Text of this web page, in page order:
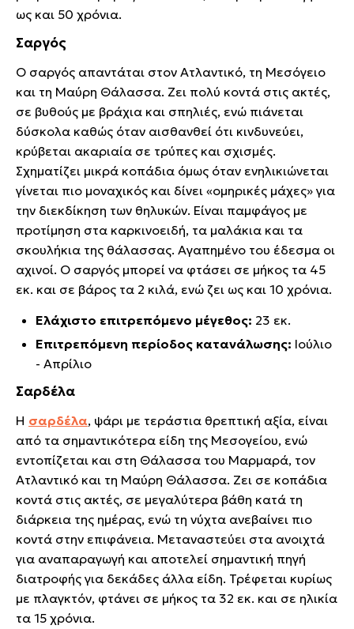
ως και 50 χρόνια.
Σαργός
Ο σαργός απαντάται στον Ατλαντικό, τη Μεσόγειο
και τη Μαύρη Θάλασσα. Ζει πολύ κοντά στις ακτές,
σε βυθούς με βράχια και σπηλιές, ενώ πιάνεται
δύσκολα καθώς όταν αισθανθεί ότι κινδυνεύει,
κρύβεται ακαριαία σε τρύπες και σχισμές.
Σχηματίζει μικρά κοπάδια όμως όταν ενηλικιώνεται
γίνεται πιο μοναχικός και δίνει «ομηρικές μάχες» για
την διεκδίκηση των θηλυκών. Είναι παμφάγος με
προτίμηση στα καρκινοειδή, τα μαλάκια και τα
σκουλήκια της θάλασσας. Αγαπημένο του έδεσμα οι
αχινοί. Ο σαργός μπορεί να φτάσει σε μήκος τα 45
εκ. και σε βάρος τα 2 κιλά, ενώ ζει ως και 10 χρόνια.
Ελάχιστο επιτρεπόμενο μέγεθος: 23 εκ.
Επιτρεπόμενη περίοδος κατανάλωσης: Ιούλιο
- Απρίλιο
Σαρδέλα
Η σαρδέλα, ψάρι με τεράστια θρεπτική αξία, είναι
από τα σημαντικότερα είδη της Μεσογείου, ενώ
εντοπίζεται και στη Θάλασσα του Μαρμαρά, τον
Ατλαντικό και τη Μαύρη Θάλασσα. Ζει σε κοπάδια
κοντά στις ακτές, σε μεγαλύτερα βάθη κατά τη
διάρκεια της ημέρας, ενώ τη νύχτα ανεβαίνει πιο
κοντά στην επιφάνεια. Μεταναστεύει στα ανοιχτά
για αναπαραγωγή και αποτελεί σημαντική πηγή
διατροφής για δεκάδες άλλα είδη. Τρέφεται κυρίως
με πλαγκτόν, φτάνει σε μήκος τα 32 εκ. και σε ηλικία
τα 15 χρόνια.